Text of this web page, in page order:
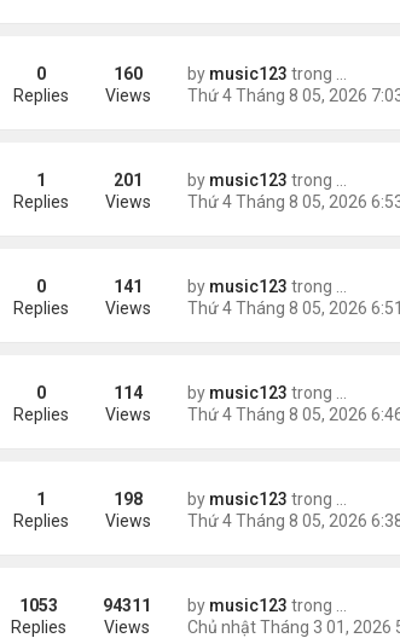
by music123 trong
0
Replies
160
Views
by music123 trong
1
Replies
201
Views
by music123 trong
0
Replies
141
Views
by music123 trong
0
Replies
114
Views
by music123 trong
1
Replies
198
Views
Mỹ và Israel by music123 trong
1053
Replies
94311
Views